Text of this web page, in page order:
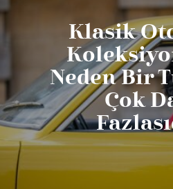
Klasik
Neden Bir
Çok